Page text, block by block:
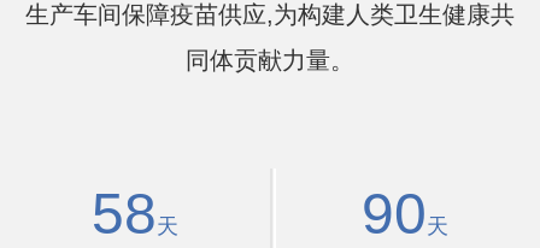
生产车间保障疫苗供应,为构建人类卫生健康共
同体贡献力量。
58天 90天